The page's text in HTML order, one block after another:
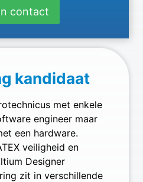
contact
kandidaat
met enkele
engineer maar
een hardware.
veiligheid en
Designer
zit in verschillende